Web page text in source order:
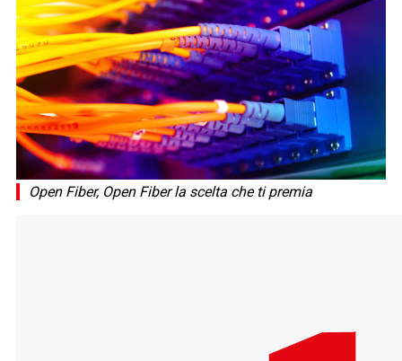
Open Fiber, Open Fiber la scelta che ti premia